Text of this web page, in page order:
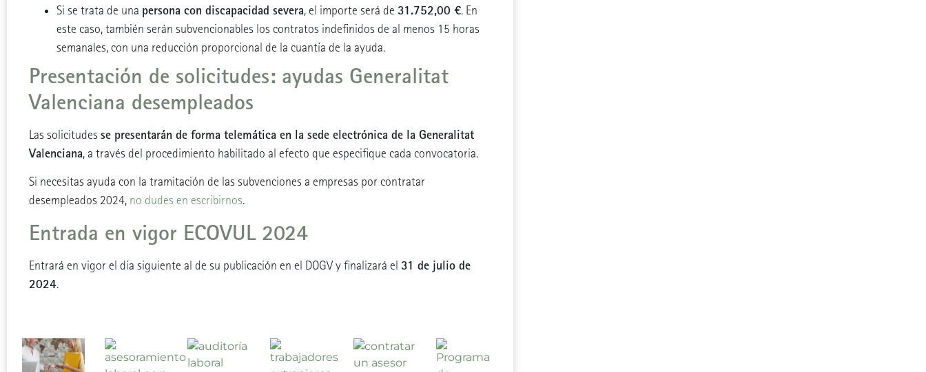
Si se trata de una persona con discapacidad severa, el importe será de31.752,00 €. En
este caso, también serán subvencionables los contratos indefinidos de al menos 15 horas
semanales, con una reducción proporcional de la cuantía de la ayuda.
Presentación de solicitudes: ayudas Generalitat
Valenciana desempleados
Las solicitudesse presentarán de forma telemática en la sede electrónica de la Generalitat
Valenciana, a través del procedimiento habilitado al efecto que especifique cada convocatoria.
Si necesitas ayuda con la tramitación de las subvenciones a empresas por contratar
desempleados 2024, no dudes en escribirnos.
Entrada en vigor ECOVUL 2024
Entrará en vigor el día siguiente al de su publicación en el DOGV y finalizará el31 de julio de
2024.